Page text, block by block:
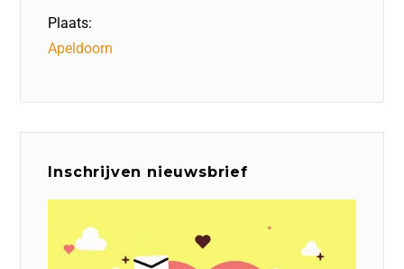
Plaats:
Apeldoorn
Inschrijven nieuwsbrief